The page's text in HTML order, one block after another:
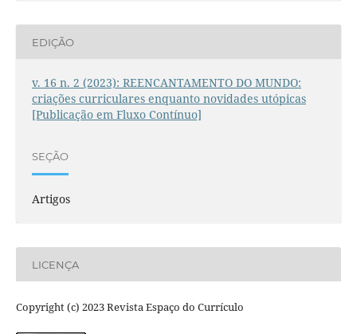
EDIÇÃO
v. 16 n. 2 (2023): REENCANTAMENTO DO MUNDO:
criações curriculares enquanto novidades utópicas
[Publicação em Fluxo Contínuo]
SEÇÃO
Artigos
LICENÇA
Copyright (c) 2023 Revista Espaço do Currículo